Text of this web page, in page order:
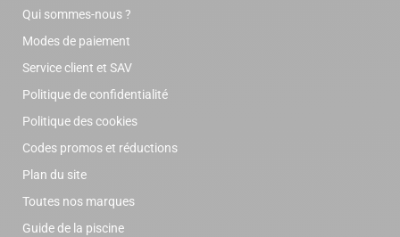
Qui sommes-nous ?
Modes de paiement
Service client et SAV
Politique de confidentialité
Politique des cookies
Codes promos et réductions
Plan du site
Toutes nos marques
Guide de la piscine